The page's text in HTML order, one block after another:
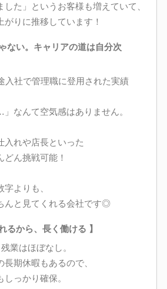
した」というお客様も増えていて、
りに推移しています！
ない。キャリアの道は自分次
入社で管理職に登用された実績
なんて空気感はありません。
入れや店長といった
どん挑戦可能！
よりも、
んと見てくれる会社です◎
るから、長く働ける 】
業はほぼなし。
期休暇もあるので、
っかり確保。